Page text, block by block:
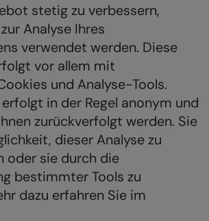
stetig zu verbessern,
Analyse Ihres
verwendet werden. Diese
vor allem mit
und Analyse-Tools.
in der Regel anonym und
zurückverfolgt werden. Sie
dieser Analyse zu
oder sie durch die
bestimmter Tools zu
dazu erfahren Sie im